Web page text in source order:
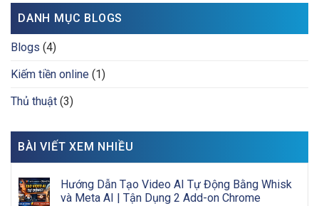
DANH MỤC BLOGS
Blogs (4)
Kiếm tiền online (1)
Thủ thuật (3)
BÀI VIẾT XEM NHIỀU
Hướng Dẫn Tạo Video AI Tự Động Bằng Whisk
và Meta AI | Tận Dụng 2 Add-on Chrome